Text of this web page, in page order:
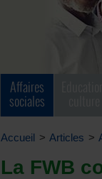
Affaires
sociales
Accueil > Articles >
La FWB